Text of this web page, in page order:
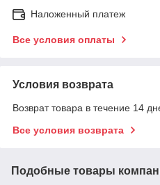
Наложенный платеж
Все условия оплаты
Условия возврата
Возврат товара в течение 14
Все условия возврата
Подобные товары